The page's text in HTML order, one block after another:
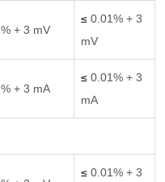
+ 3 mV
≤ 0.01% + 3
mV
+ 3 mA
≤ 0.01% + 3
mA
≤ 0.01% + 3